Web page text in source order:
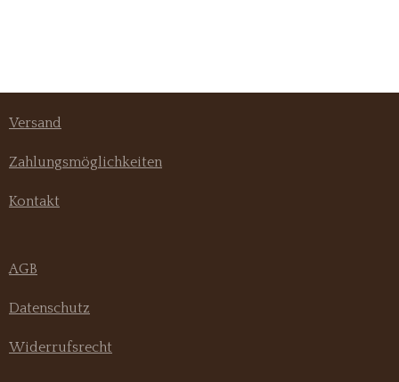
Versand
Zahlungsmöglichkeiten
Kontakt
AGB
Datenschutz
Widerrufsrecht